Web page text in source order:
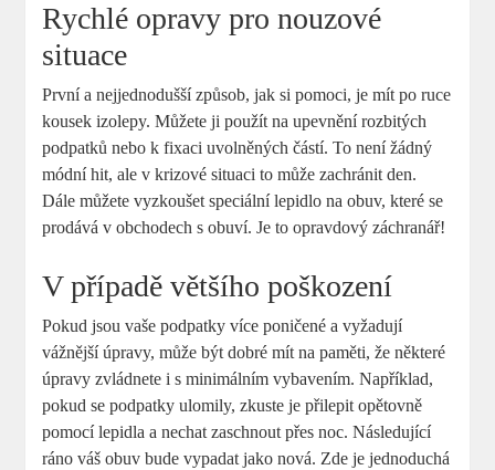
Rychlé opravy pro nouzové
situace
První a nejjednodušší způsob, jak si pomoci, je mít po ruce
kousek izolepy. Můžete ji použít na upevnění rozbitých
podpatků nebo k fixaci uvolněných částí. To není žádný
módní hit, ale v krizové situaci to může zachránit den.
Dále můžete vyzkoušet speciální lepidlo na obuv, které se
prodává v obchodech s obuví. Je to opravdový záchranář!
V případě většího poškození
Pokud jsou vaše podpatky více poničené a vyžadují
vážnější úpravy, může být dobré mít na paměti, že některé
úpravy zvládnete i s minimálním vybavením. Například,
pokud se podpatky ulomily, zkuste je přilepit opětovně
pomocí lepidla a nechat zaschnout přes noc. Následující
ráno váš obuv bude vypadat jako nová. Zde je jednoduchá